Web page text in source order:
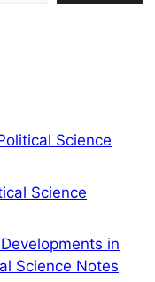
Political Science
Science
Developments in
Science Notes